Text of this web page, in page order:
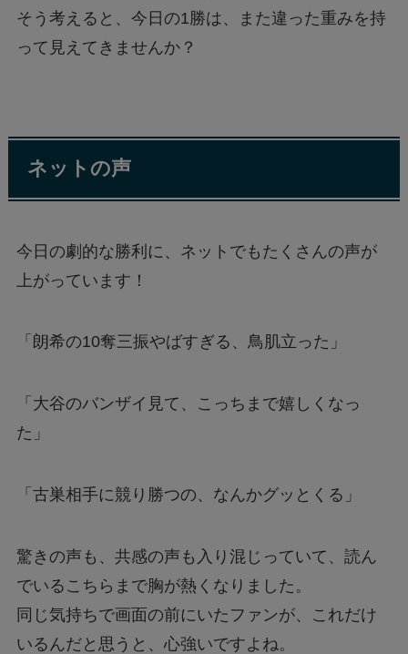
そう考えると、今日の1勝は、また違った重みを持
って見えてきませんか？
ネットの声
今日の劇的な勝利に、ネットでもたくさんの声が
上がっています！
「朗希の10奪三振やばすぎる、鳥肌立った」
「大谷のバンザイ見て、こっちまで嬉しくなっ
た」
「古巣相手に競り勝つの、なんかグッとくる」
驚きの声も、共感の声も入り混じっていて、読ん
でいるこちらまで胸が熱くなりました。
同じ気持ちで画面の前にいたファンが、これだけ
いるんだと思うと、心強いですよね。